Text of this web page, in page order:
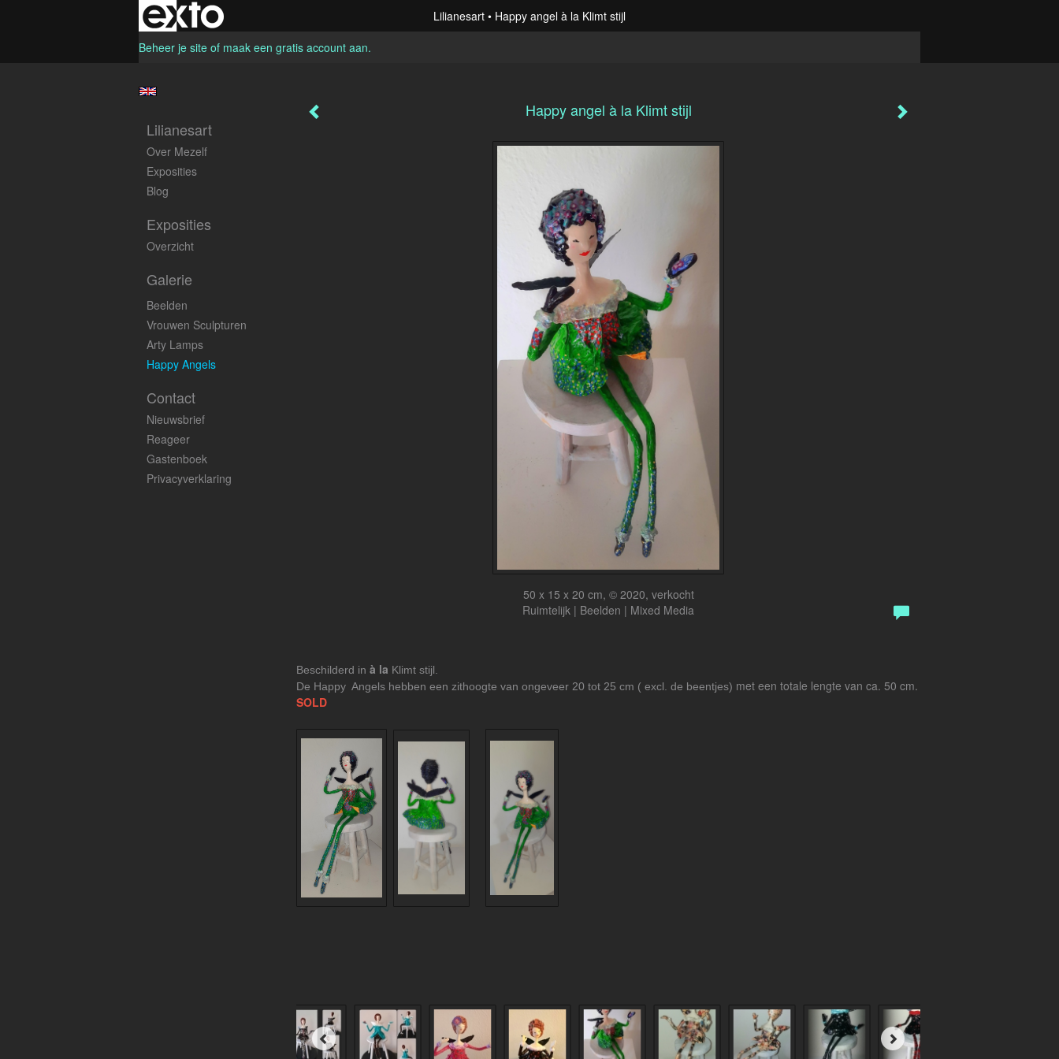
Lilianesart
Happy angel à la Klimt stijl
Beheer je site of maak een gratis account aan.
Happy angel à la Klimt stijl
50 x 15 x 20 cm, © 2020, verkocht
Ruimtelijk | Beelden | Mixed Media
Beschilderd in à la Klimt stijl.
De Happy Angels hebben een zithoogte van ongeveer 20 tot 25 cm ( excl. de beentjes) met een totale lengte van ca. 50 cm.
SOLD
Lilianesart
Over Mezelf
Exposities
Blog
Exposities
Overzicht
Galerie
Beelden
Vrouwen Sculpturen
Arty Lamps
Happy Angels
Contact
Nieuwsbrief
Reageer
Gastenboek
Privacyverklaring